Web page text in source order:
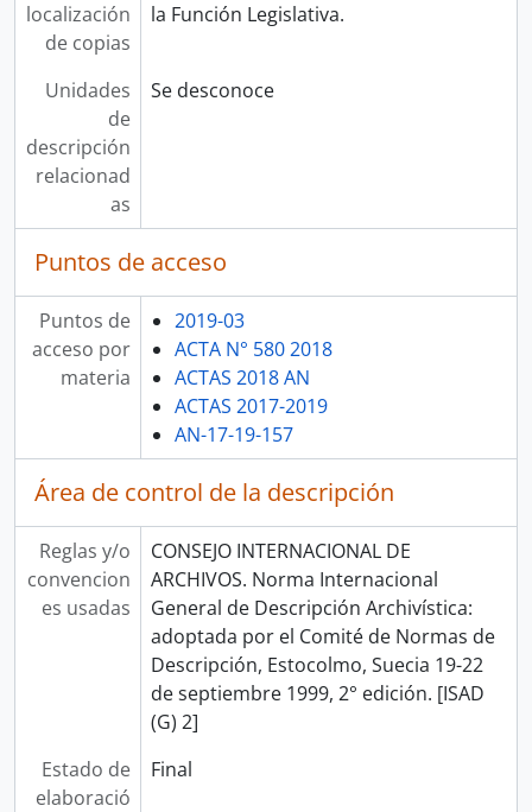
localización
de copias
la Función Legislativa.
Unidades
de
descripción
relacionad
as
Se desconoce
Puntos de acceso
Puntos de
acceso por
materia
2019-03
ACTA N° 580 2018
ACTAS 2018 AN
ACTAS 2017-2019
AN-17-19-157
Área de control de la descripción
Reglas y/o
convencion
es usadas
CONSEJO INTERNACIONAL DE
ARCHIVOS. Norma Internacional
General de Descripción Archivística:
adoptada por el Comité de Normas de
Descripción, Estocolmo, Suecia 19-22
de septiembre 1999, 2° edición. [ISAD
(G) 2]
Estado de
elaboració
Final